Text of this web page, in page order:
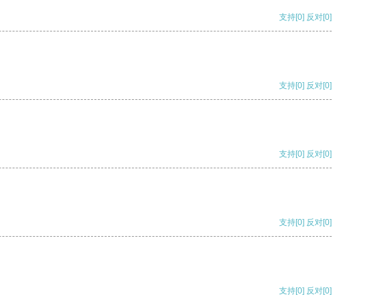
支持[0] 反对[0]
支持[0] 反对[0]
支持[0] 反对[0]
支持[0] 反对[0]
支持[0] 反对[0]